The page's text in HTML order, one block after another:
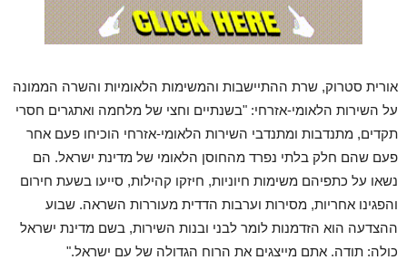
אורית סטרוק, שרת ההתיישבות והמשימות הלאומיות והשרה הממונה
על השירות הלאומי-אזרחי: "בשנתיים וחצי של מלחמה ואתגרים חסרי
תקדים, מתנדבות ומתנדבי השירות הלאומי-אזרחי הוכיחו פעם אחר
פעם שהם חלק בלתי נפרד מהחוסן הלאומי של מדינת ישראל. הם
נשאו על כתפיהם משימות חיוניות, חיזקו קהילות, סייעו בשעת חירום
והפגינו אחריות, מסירות וערבות הדדית מעוררות השראה. שבוע
ההצדעה הוא הזדמנות לומר לבני ובנות השירות, בשם מדינת ישראל
כולה: תודה. אתם מייצגים את הרוח הגדולה של עם ישראל."